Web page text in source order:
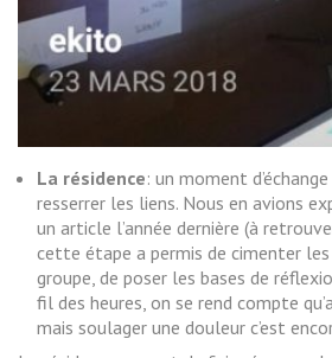
La résidence: un moment
resserrer les liens. Nous en avions
un article l’année dernière (à
cette étape a permis de cimenter
groupe, de poser les bases de
fil des heures, on se rend compte
mais soulager une douleur c’est